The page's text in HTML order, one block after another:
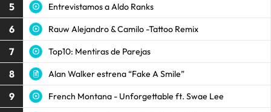
5 Entrevistamos a Aldo Ranks
6 Rauw Alejandro & Camilo -Tattoo Remix
7 Top10: Mentiras de Parejas
8 Alan Walker estrena “Fake A Smile”
9 French Montana - Unforgettable ft. Swae Lee